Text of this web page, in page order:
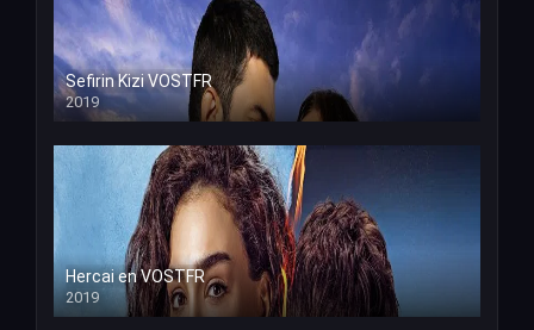
Sefirin Kizi VOSTFR
2019
Hercai en VOSTFR
2019